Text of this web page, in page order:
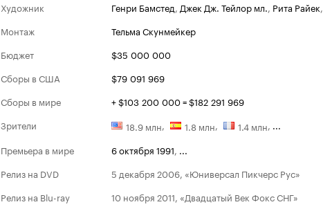
Художник
Генри Бамстед, Джек Дж. Тейлор мл., Рита Райек,
Монтаж
Тельма Скунмейкер
Бюджет
$35 000 000
Сборы в США
$79 091 969
Сборы в мире
+ $103 200 000 = $182 291 969
Зрители
18.9 млн, 1.8 млн, 1.4 млн, ...
Премьера в мире
6 октября 1991
Релиз на DVD
5 декабря 2006, «Юниверсал Пикчерс Рус»
Релиз на Blu-ray
10 ноября 2011, «Двадцатый Век Фокс СНГ»
1992